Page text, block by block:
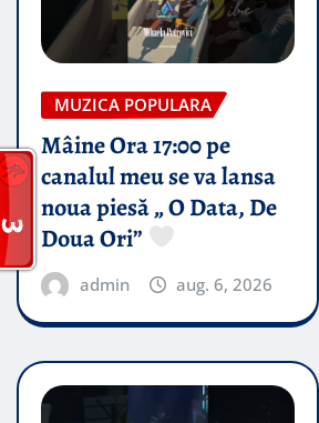
MUZICA POPULARA
Mâine Ora 17:00 pe
canalul meu se va lansa
noua piesă „ O Data, De
Doua Ori”
admin aug. 6, 2026